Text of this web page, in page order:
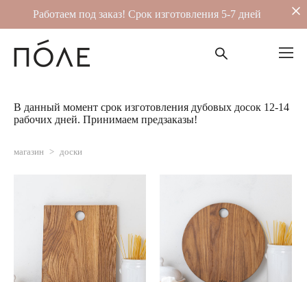
Работаем под заказ! Срок изготовления 5-7 дней
В данный момент срок изготовления дубовых досок 12-14
рабочих дней. Принимаем предзаказы!
магазин > доски